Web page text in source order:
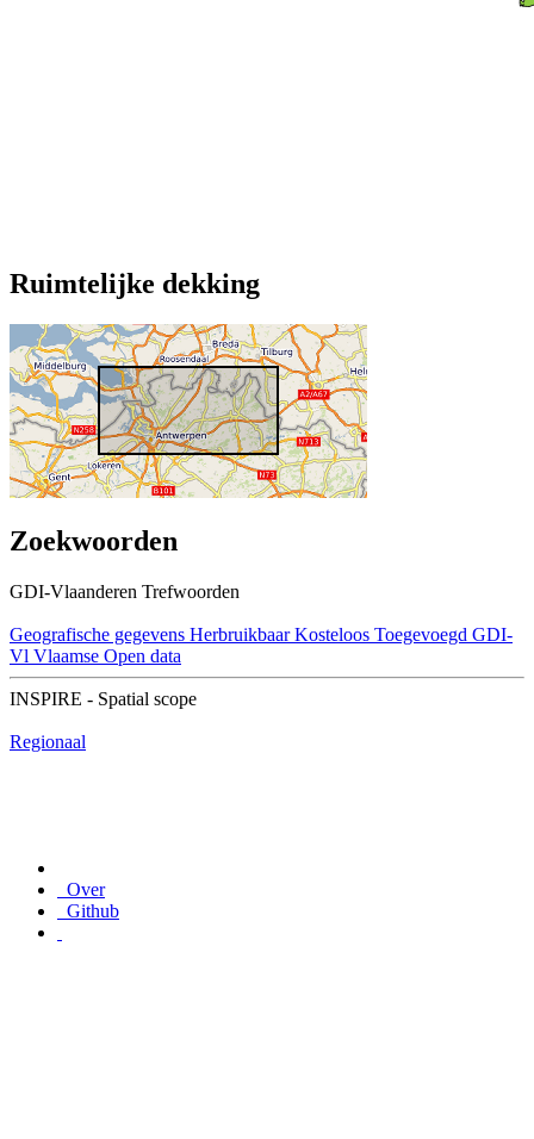
Ruimtelijke dekking
Zoekwoorden
GDI-Vlaanderen Trefwoorden
Geografische gegevens Herbruikbaar Kosteloos Toegevoegd GDI-
Vl Vlaamse Open data
INSPIRE - Spatial scope
Regionaal
Over
Github